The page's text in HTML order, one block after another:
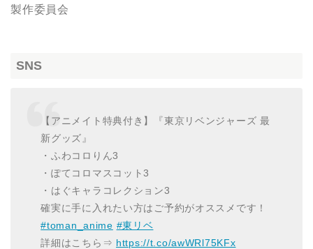
製作委員会
SNS
【アニメイト特典付き】『東京リベンジャーズ 最
新グッズ』
・ふわコロりん3
・ぽてコロマスコット3
・はぐキャラコレクション3
確実に手に入れたい方はご予約がオススメです！
#toman_anime #東リベ
詳細はこちら⇒ https://t.co/awWRl75KFx